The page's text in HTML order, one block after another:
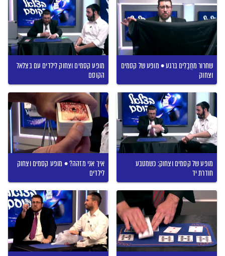
שחרור מחֲבָלִים ברגע • מופע של קסמים
וצחוק
מופע קסמים וצחוק לילדים עם בצלאל
הקוסם
מופע של קסמים וצחוק: כשמטבע
חודרת יד
איך אני מזהה? • מופע קסמים וצחוק
לילדים